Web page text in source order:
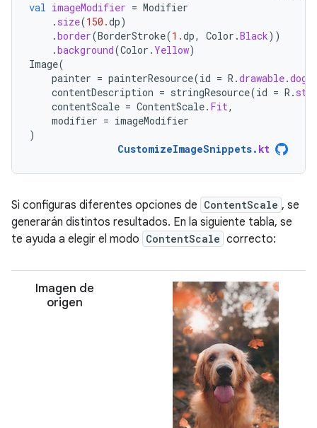
val imageModifier = Modifier
. size(150.dp)
.border(BorderStroke(1.dp, Color .Black))
.background(Color . Yellow)
Image(
painter = painterResource(id = R .drawable.dog
contentDescription = stringResource(id = R .
contentScale = ContentScale. Fit,
modifier = imageModifier
)
CustomizeImageSnippets. kt
Si configuras diferentes opciones de ContentScale , se
generarán distintos resultados. En la siguiente tabla, se
te ayuda a elegir el modo ContentScale correcto:
Imagen de
origen